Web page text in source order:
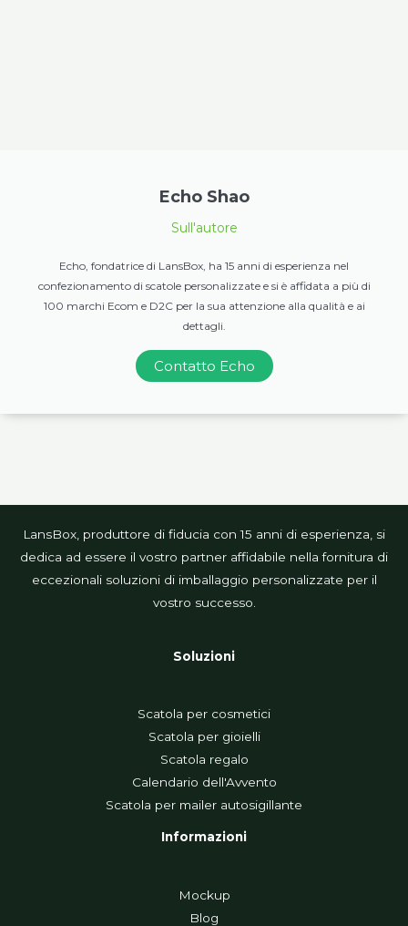
Echo Shao
Sull'autore
Echo, fondatrice di LansBox, ha 15 anni di esperienza nel
confezionamento di scatole personalizzate e si è affidata a più di
100 marchi Ecom e D2C per la sua attenzione alla qualità e ai
dettagli.
Contatto Echo
LansBox, produttore di fiducia con 15 anni di esperienza, si
dedica ad essere il vostro partner affidabile nella fornitura di
eccezionali soluzioni di imballaggio personalizzate per il
vostro successo.
Soluzioni
Scatola per cosmetici
Scatola per gioielli
Scatola regalo
Calendario dell'Avvento
Scatola per mailer autosigillante
Informazioni
Mockup
Blog